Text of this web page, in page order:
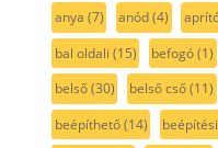
anya (7) anód(4)
bal oldali (15) befogó(1)
belső(30) belső cső(11)
beépíthető(14)